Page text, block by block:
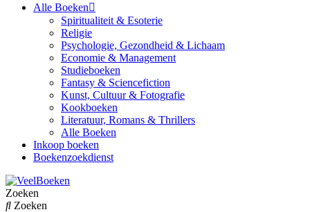
Alle Boeken
Spiritualiteit & Esoterie
Religie
Psychologie, Gezondheid & Lichaam
Economie & Management
Studieboeken
Fantasy & Sciencefiction
Kunst, Cultuur & Fotografie
Kookboeken
Literatuur, Romans & Thrillers
Alle Boeken
Inkoop boeken
Boekenzoekdienst
Zoeken
Zoeken